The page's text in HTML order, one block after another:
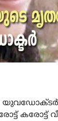
യുവഡോക്ടർ
കരോട്ട്